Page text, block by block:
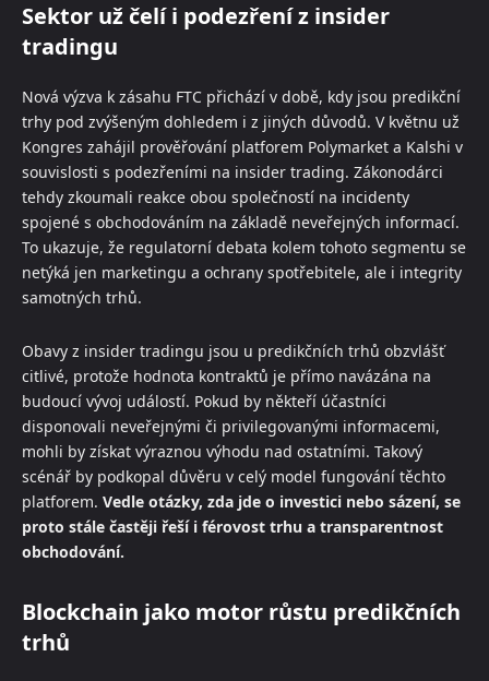
Sektor už čelí i podezření z insider
tradingu
Nová výzva k zásahu FTC přichází v době, kdy jsou predikční
trhy pod zvýšeným dohledem i z jiných důvodů. V květnu už
Kongres zahájil prověřování platforem Polymarket a Kalshi v
souvislosti s podezřeními na insider trading. Zákonodárci
tehdy zkoumali reakce obou společností na incidenty
spojené s obchodováním na základě neveřejných informací.
To ukazuje, že regulatorní debata kolem tohoto segmentu se
netýká jen marketingu a ochrany spotřebitele, ale i integrity
samotných trhů.
Obavy z insider tradingu jsou u predikčních trhů obzvlášť
citlivé, protože hodnota kontraktů je přímo navázána na
budoucí vývoj událostí. Pokud by někteří účastníci
disponovali neveřejnými či privilegovanými informacemi,
mohli by získat výraznou výhodu nad ostatními. Takový
scénář by podkopal důvěru v celý model fungování těchto
platforem. Vedle otázky, zda jde o investici nebo sázení, se
proto stále častěji řeší i férovost trhu a transparentnost
obchodování.
Blockchain jako motor růstu predikčních
trhů